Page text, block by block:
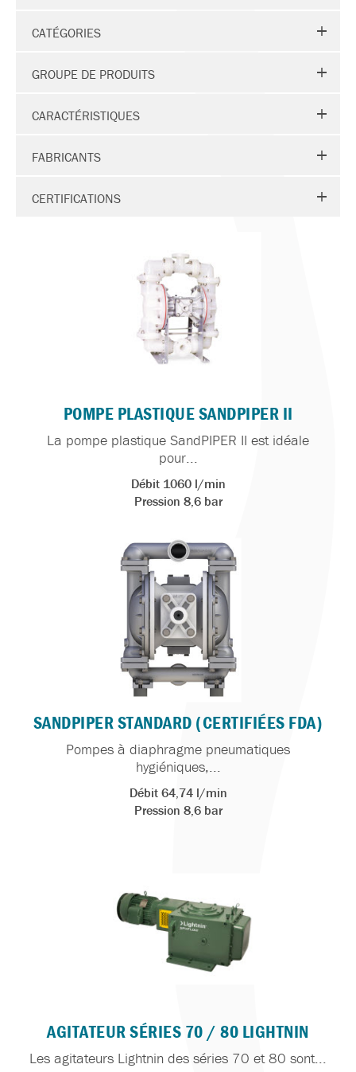
CATÉGORIES
GROUPE DE PRODUITS
CARACTÉRISTIQUES
FABRICANTS
CERTIFICATIONS
POMPE PLASTIQUE SANDPIPER II
La pompe plastique SandPIPER II est idéale
pour...
Débit 1060 l/min
Pression 8,6 bar
SANDPIPER STANDARD (CERTIFIÉES FDA)
Pompes à diaphragme pneumatiques
hygiéniques,...
Débit 64,74 l/min
Pression 8,6 bar
AGITATEUR SÉRIES 70 / 80 LIGHTNIN
Les agitateurs Lightnin des séries 70 et 80 sont...